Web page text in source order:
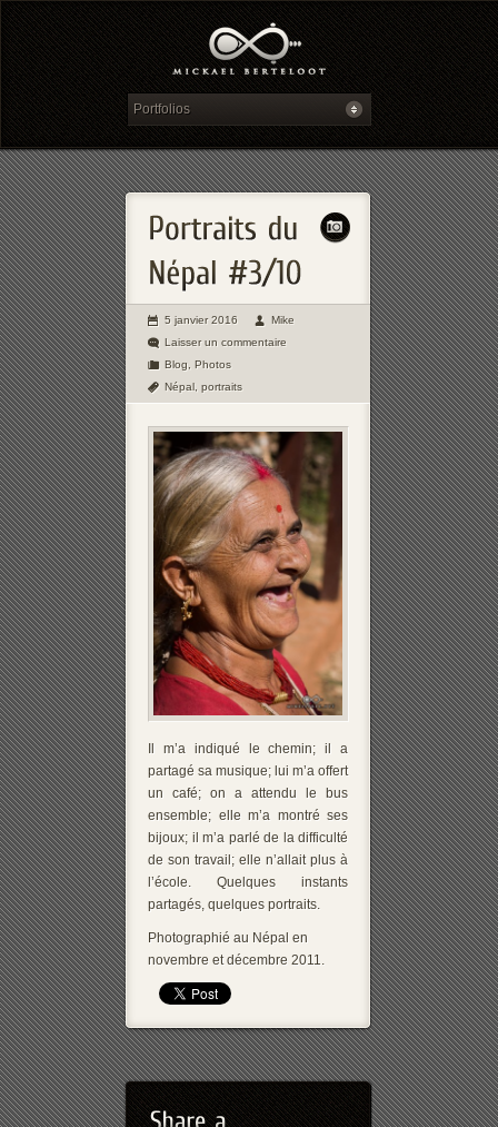
5 janvier 2016
Mike
Laisser un commentaire
Blog Photos
Népal portraits
Il m’a indiqué le chemin; il a
partagé sa musique; lui m’a offert
un café; on a attendu le bus
ensemble; elle m’a montré ses
bijoux; il m’a parlé de la difficulté
de son travail; elle n’allait plus à
l’école. Quelques instants
partagés, quelques portraits.
Photographié au Népal en
novembre et décembre 2011.